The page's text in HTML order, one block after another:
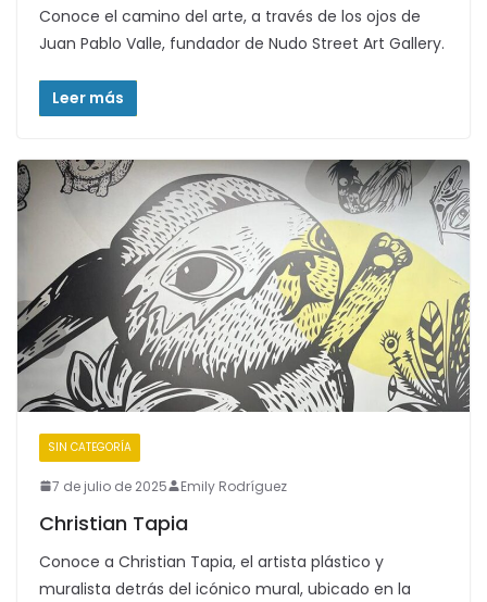
Conoce el camino del arte, a través de los ojos de
Juan Pablo Valle, fundador de Nudo Street Art Gallery.
Leer más
SIN CATEGORÍA
7 de julio de 2025 Emily Rodríguez
Christian Tapia
Conoce a Christian Tapia, el artista plástico y
muralista detrás del icónico mural, ubicado en la